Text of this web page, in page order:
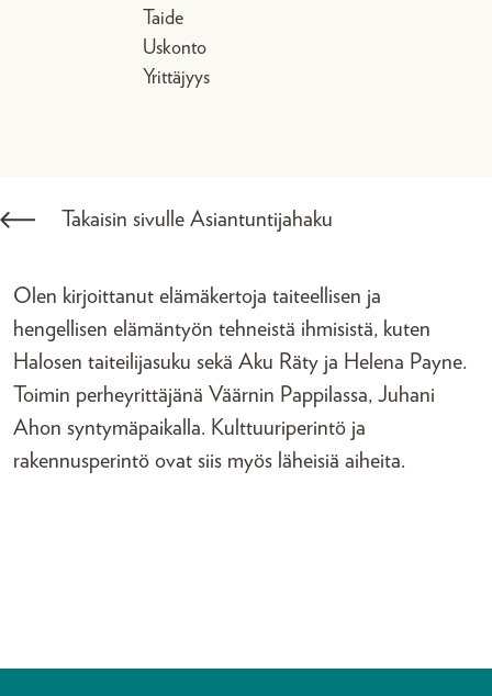
Taide
Uskonto
Yrittäjyys
Takaisin sivulle Asiantuntijahaku
Olen kirjoittanut elämäkertoja taiteellisen ja
hengellisen elämäntyön tehneistä ihmisistä, kuten
Halosen taiteilijasuku sekä Aku Räty ja Helena Payne.
Toimin perheyrittäjänä Väärnin Pappilassa, Juhani
Ahon syntymäpaikalla. Kulttuuriperintö ja
rakennusperintö ovat siis myös läheisiä aiheita.